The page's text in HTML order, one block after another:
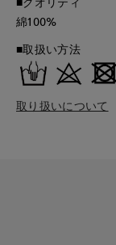
綿100%
■取扱い方法
取り扱いについて